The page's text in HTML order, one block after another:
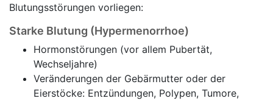
Blutungsstörungen vorliegen:
Starke Blutung (Hypermenorrhoe)
Hormonstörungen (vor allem Pubertät,
Wechseljahre)
Veränderungen der Gebärmutter oder der
Eierstöcke: Entzündungen, Polypen, Tumore,